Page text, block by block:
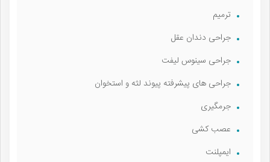
ترمیم
جراحی دندان عقل
جراحی سینوس لیفت
جراحی های پیشرفته پیوند لثه و استخوان
جرمگیری
عصب کشی
ایمپلنت